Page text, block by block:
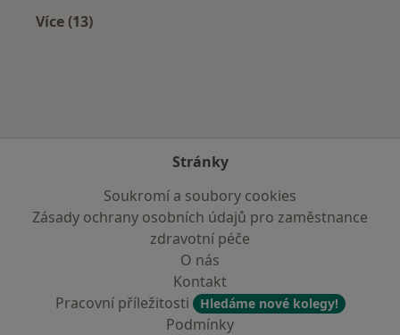
Více (13)
Stránky
Soukromí a soubory cookies
Zásady ochrany osobních údajů pro zaměstnance
zdravotní péče
O nás
Kontakt
Pracovní příležitosti
Hledáme nové kolegy!
Podmínky